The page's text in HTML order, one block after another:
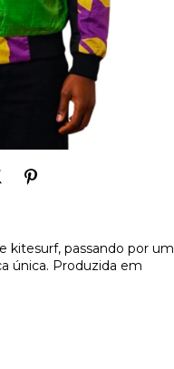
kitesurf, passando por um
única. Produzida em